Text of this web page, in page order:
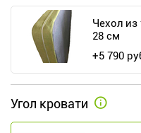
Чехол
28 см
+5 790
Угол кровати